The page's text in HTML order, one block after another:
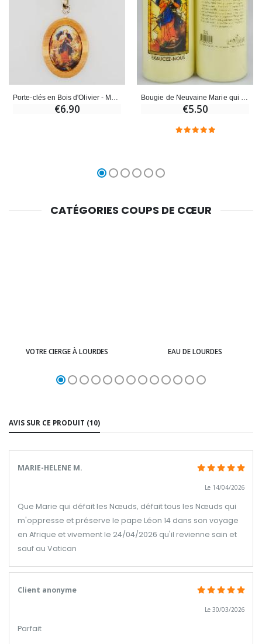
€6.90 €5.50
CATÉGORIES COUPS DE CŒUR
VOTRE CIERGE À LOURDES EAU DE LOURDES
AVIS SUR CE PRODUIT (10)
MARIE-HELENE M.
Le 14/04/2026
Que Marie qui défait les Nœuds, défait tous les Nœuds qui
m'oppresse et préserve le pape Léon 14 dans son voyage
en Afrique et vivement le 24/04/2026 qu'il revienne sain et
sauf au Vatican
Client anonyme
Le 30/03/2026
Parfait